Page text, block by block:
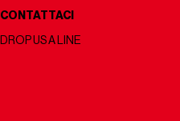
CONTATTACI
DROP US A LINE